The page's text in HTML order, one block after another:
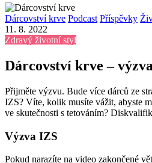
Dárcovství krve Podcast Příspěvky
11. 8. 2022
Zdravý životní styl
Dárcovství krve –
Přijměte výzvu. Bude více dárců ze
IZS? Víte, kolik musíte vážit, abyste
ve skutečnosti s tetováním?
Výzva IZS
Pokud narazíte na video zakončené